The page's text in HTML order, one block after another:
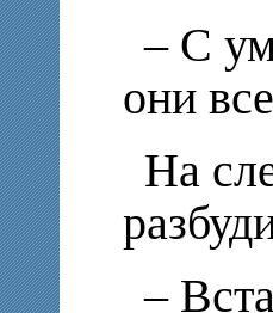
– С
они
На
–